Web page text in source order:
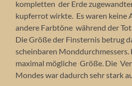
kompletten der Erde
kupferrot wirkte. Es waren keine
andere Farbtöne während der
Die Größe der Finsternis betrug
scheinbaren Monddurchmessers.
maximal mögliche Größe. Die
Mondes war dadurch sehr stark